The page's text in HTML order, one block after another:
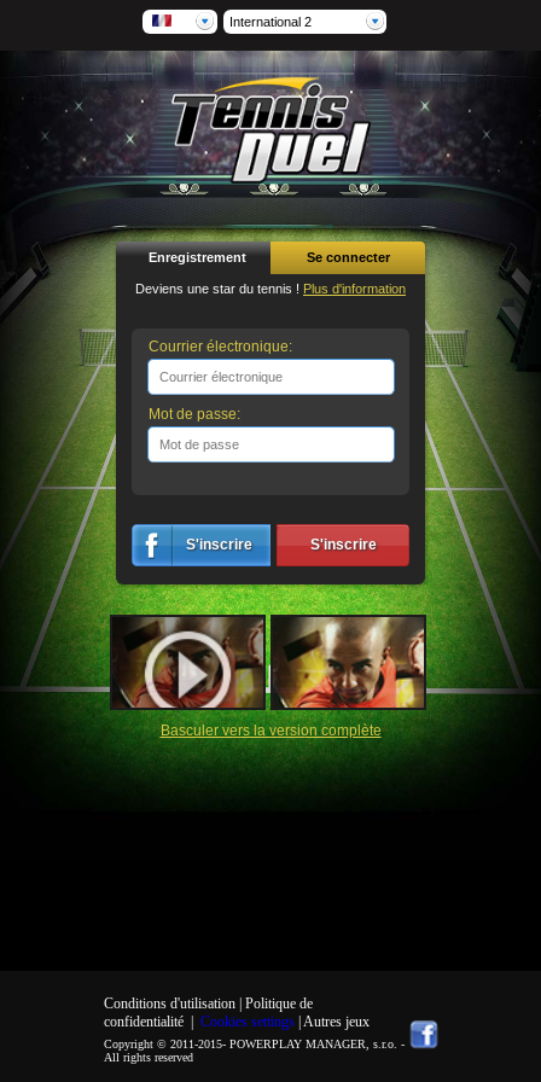
International 2
Enregistrement Se connecter
Deviens une star du tennis ! Plus d'information
Courrier électronique:
Mot de passe:
S'inscrire S'inscrire
Basculer vers la version complète
Conditions d'utilisation | Politique de
confidentialité| Cookies settings | Autres jeux
Copyright © 2011-2015- POWERPLAY MANAGER, s.r.o. -
All rights reserved